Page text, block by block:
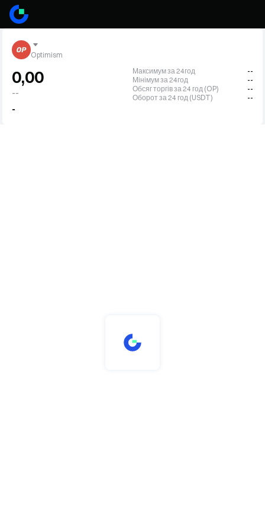
Optimism
0,00
--
-
Максимум за 24год
--
Мінімум за 24год
--
Обсяг торгів за 24 год (OP)
--
Оборот за 24 год (USDT)
--